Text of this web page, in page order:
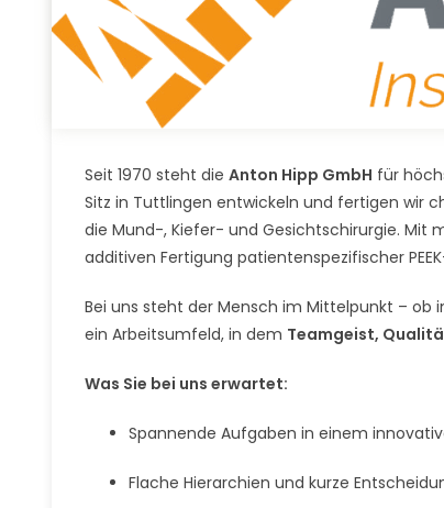
Seit 1970 steht die Anton Hipp GmbH für
Sitz in Tuttlingen entwickeln und fertigen wir
die Mund-, Kiefer- und Gesichtschirurgie. Mit
additiven Fertigung patientenspezifischer
Bei uns steht der Mensch im Mittelpunkt – ob
ein Arbeitsumfeld, in dem Teamgeist,
Was Sie bei uns erwartet:
Spannende Aufgaben in einem
Flache Hierarchien und kurze